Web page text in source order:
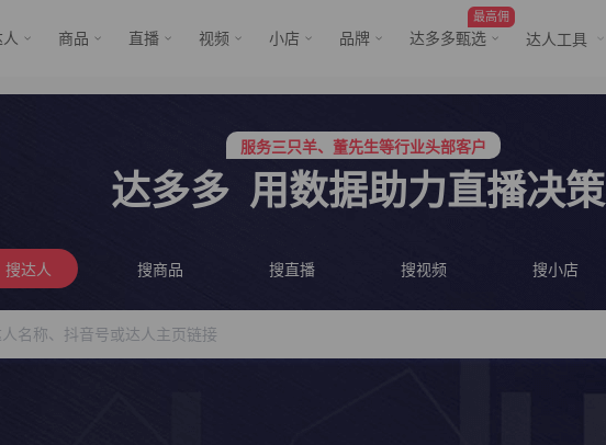
商品 直播 视频 小店 品牌
最高佣
达多多甄选 达人工具
服务三只羊、董先生等行业头部客户
行业价格屠夫，年卡会员低至798/年
服务三只羊、董先生等行业头部客户
达多多 用数据助力直播决策
搜达人 搜商品 搜直播 搜视频 搜小店